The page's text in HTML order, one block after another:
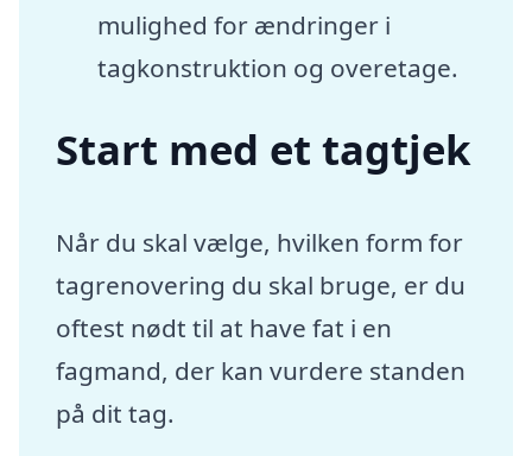
mulighed for ændringer i
tagkonstruktion og overetage.
Start med et tagtjek
Når du skal vælge, hvilken form for
tagrenovering du skal bruge, er du
oftest nødt til at have fat i en
fagmand, der kan vurdere standen
på dit tag.